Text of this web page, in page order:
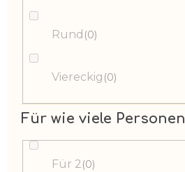
Rund 0
Viereckig 0
Für wie viele Personen
Für 2 0